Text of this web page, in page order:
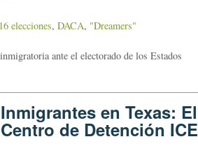
elecciones, DACA, "Dreamers"
ante el electorado de los Estados
Inmigrantes en Texas: El
Centro de Detención ICE